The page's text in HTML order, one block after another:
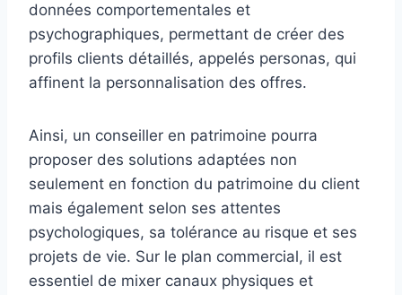
données comportementales et
psychographiques, permettant de créer des
profils clients détaillés, appelés personas, qui
affinent la personnalisation des offres.
Ainsi, un conseiller en patrimoine pourra
proposer des solutions adaptées non
seulement en fonction du patrimoine du client
mais également selon ses attentes
psychologiques, sa tolérance au risque et ses
projets de vie. Sur le plan commercial, il est
essentiel de mixer canaux physiques et